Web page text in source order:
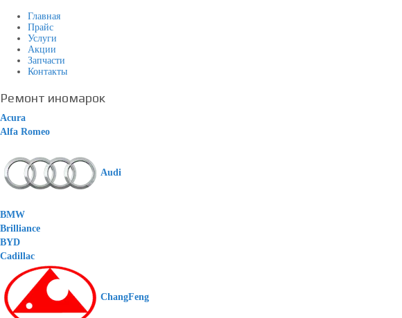
Главная
Прайс
Услуги
Акции
Запчасти
Контакты
Ремонт иномарок
Acura
Alfa Romeo
Audi
BMW
Brilliance
BYD
Cadillac
ChangFeng